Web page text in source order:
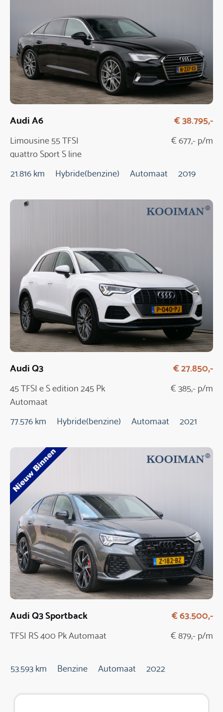
Audi A6
Limousine 55 TFSI
quattro Sport S line
edition
€ 38.795,-
€ 677,- p/m
21.816 km Hybride(benzine) Automaat 2019
Audi Q3
45 TFSI e S edition 245 Pk
Automaat
€ 27.850,-
€ 385,- p/m
77.576 km Hybride(benzine) Automaat 2021
Audi Q3 Sportback
TFSI RS 400 Pk Automaat
€ 63.500,-
€ 879,- p/m
53.593 km Benzine Automaat 2022